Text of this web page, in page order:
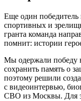
Еще один
спортивных и
гранта команда
помнит: истории
Мы одержали победу
сохранить память о
поэтому решили
с видеоинтервью,
СВО из Москвы. Для